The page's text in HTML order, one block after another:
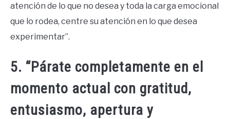
atención de lo que no desea y toda la carga emocional
que lo rodea, centre su atención en lo que desea
experimentar”.
5. “Párate completamente en el
momento actual con gratitud,
entusiasmo, apertura y